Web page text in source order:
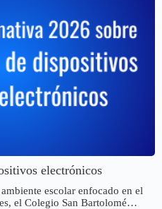
electrónicos
escolar enfocado en el
el Colegio San Bartolomé…